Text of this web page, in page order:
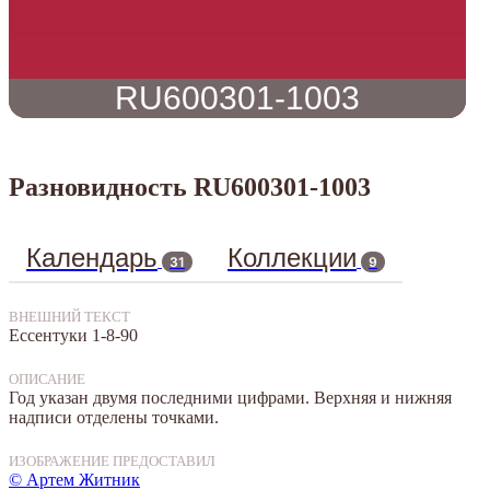
RU600301-1003
Разновидность RU600301-1003
Календарь 31 Коллекции 9
ВНЕШНИЙ ТЕКСТ
Ессентуки 1-8-90
ОПИСАНИЕ
Год указан двумя последними цифрами. Верхняя и нижняя
надписи отделены точками.
ИЗОБРАЖЕНИЕ ПРЕДОСТАВИЛ
© Артем Житник